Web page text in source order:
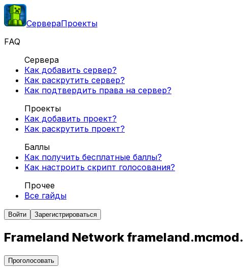
СервераПроекты
FAQ
Сервера
Как добавить сервер?
Как раскрутить сервер?
Как подтвердить права на сервер?
Проекты
Как добавить проект?
Как раскрутить проект?
Баллы
Как получить бесплатные баллы?
Как настроить скрипт голосования?
Прочее
Все гайды
Войти Зарегистрироваться
Frameland Network
Проголосовать